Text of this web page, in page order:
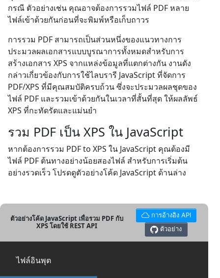
กรณี ตัวอย่างเช่น คุณอาจต้องการรวมไฟล์ PDF หลาย
ไฟล์เข้าด้วยกันก่อนที่จะพิมพ์หรือเก็บถาวร
การรวม PDF สามารถเป็นส่วนหนึ่งของแนวทางการ
ประมวลผลเอกสารแบบบูรณาการทั้งหมดสำหรับการ
สร้างเอกสาร XPS จากแหล่งข้อมูลที่แตกต่างกัน งานดัง
กล่าวเกี่ยวข้องกับการใช้ไลบรารี JavaScript ที่จัดการ
PDF/XPS ที่มีคุณสมบัติครบถ้วน ซึ่งจะประมวลผลชุดของ
ไฟล์ PDF และรวมเข้าด้วยกันในเวลาที่สั้นที่สุด ให้ผลลัพธ์
XPS ที่กะทัดรัดและแม่นยำ
รวม PDF เป็น XPS ใน JavaScript
หากต้องการรวม PDF to XPS ใน JavaScript คุณต้องมี
ไฟล์ PDF ต้นทางอย่างน้อยสองไฟล์ สำหรับการเริ่มต้น
อย่างรวดเร็ว โปรดดูตัวอย่างโค้ด JavaScript ด้านล่าง
ตัวอย่างโค้ด JavaScript เพื่อรวม PDF กับ
XPS โดยใช้ REST API
การอ้างอิง API
ตัวอย่าง
ไฟล์อินพุต